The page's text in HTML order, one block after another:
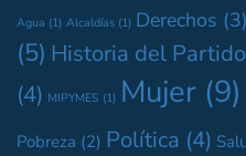
Agua (1) Alcaldías (1) Derechos (3)
(5) Historia del Partido
(4) MIPYMES (1) Mujer (9)
Pobreza (2) Política (4)